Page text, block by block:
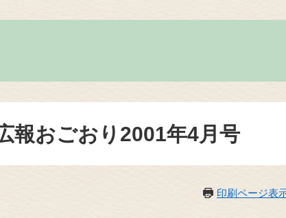
報おごおり2001年4月号
印刷ページ表